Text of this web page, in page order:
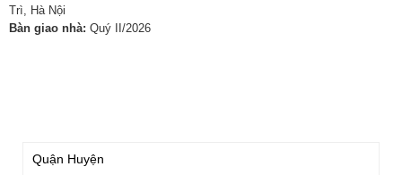
Trì, Hà Nội
Bàn giao nhà: Quý II/2026